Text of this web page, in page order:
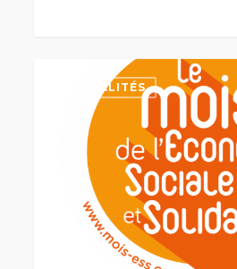
recherche
motivés
ACTUALITÉS